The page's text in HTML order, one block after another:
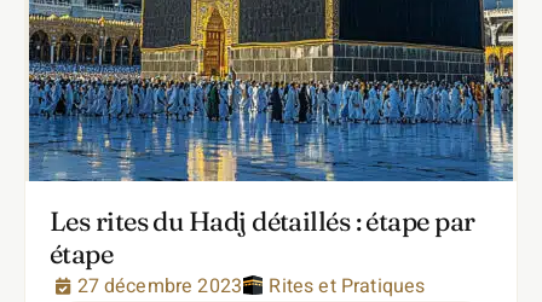
Les rites du Hadj détaillés : étape par
étape
27 décembre 2023 Rites et Pratiques